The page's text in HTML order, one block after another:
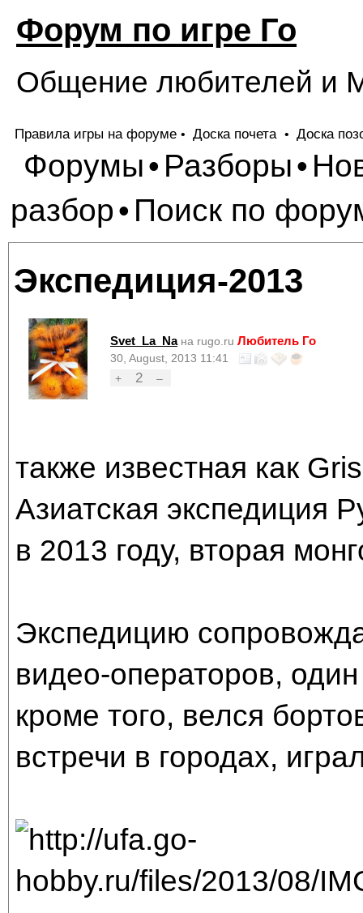
Форум по игре Го
Общение любителей и
Правила игры на форуме • Доска почета • Доска
Форумы• Разборы•
разбор• Поиск по
Экспедиция-2013
Svet_La_Na на rugo.ru Любитель Го
30, August, 2013 11:41
+
2 –
также известная как
Азиатская экспедиция
в 2013 году, вторая
Экспедицию
видео-операторов, один
кроме того, велся
встречи в городах,